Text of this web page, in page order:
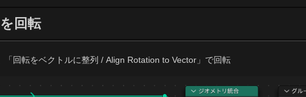
回転
「回転をベクトルに整列 / Align Rotation to Vector」で回転